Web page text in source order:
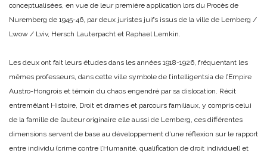
conceptualisées, en vue de leur première application lors du Procès de
Nuremberg de 1945-46, par deux juristes juifs issus de la ville de Lemberg /
Lwow / Lviv, Hersch Lauterpacht et Raphael Lemkin.
Les deux ont fait leurs études dans les années 1918-1926, fréquentant les
mêmes professeurs, dans cette ville symbole de l’intelligentsia de l’Empire
Austro-Hongrois et témoin du chaos engendré par sa dislocation. Récit
entremêlant Histoire, Droit et drames et parcours familiaux, y compris celui
de la famille de l’auteur originaire elle aussi de Lemberg, ces différentes
dimensions servent de base au développement d’une réflexion sur le rapport
entre individu (crime contre l’Humanité, qualification de droit individuel) et